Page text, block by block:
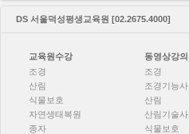
DS 서울덕성평생교육원 [02.2675.4000]
교육원수강
조경
산림
식물보호
자연생태복원
종자
동영상강의
조경
조경기능사
산림
산림기술사
식물보호